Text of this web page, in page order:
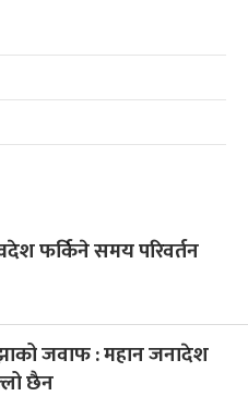
फर्किने समय परिवर्तन
जवाफ : महान जनादेश
छैन